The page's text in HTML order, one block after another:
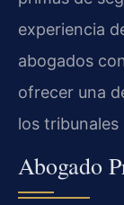
experiencia
abogados
ofrecer una
los tribunales
Abogado